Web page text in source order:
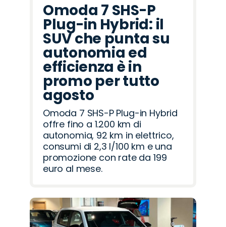
Omoda 7 SHS-P
Plug-in Hybrid: il
SUV che punta su
autonomia ed
efficienza è in
promo per tutto
agosto
Omoda 7 SHS-P Plug-in Hybrid
offre fino a 1.200 km di
autonomia, 92 km in elettrico,
consumi di 2,3 l/100 km e una
promozione con rate da 199
euro al mese.